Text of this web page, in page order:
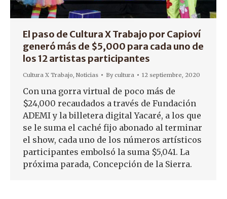
El paso de Cultura X Trabajo por Capioví
generó más de $5,000 para cada uno de
los 12 artistas participantes
Cultura X Trabajo Noticias Bycultura 12 septiembre, 2020
Con una gorra virtual de poco más de
$24,000 recaudados a través de Fundación
ADEMI y la billetera digital Yacaré, a los que
se le suma el caché fijo abonado al terminar
el show, cada uno de los números artísticos
participantes embolsó la suma $5,041. La
próxima parada, Concepción de la Sierra.